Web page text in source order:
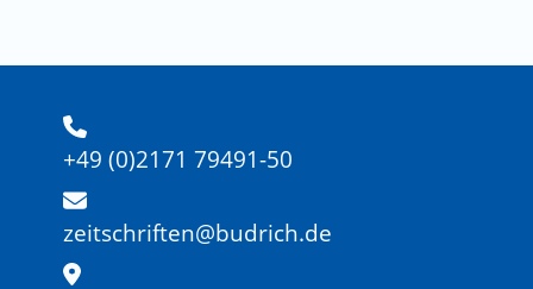
+49 (0)2171 79491-50
zeitschriften@budrich.de